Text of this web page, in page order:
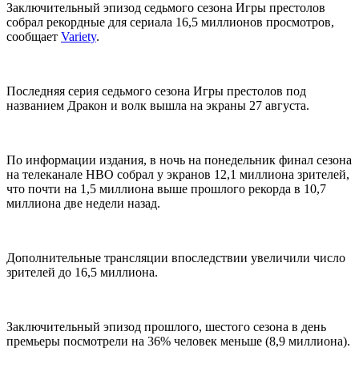
Заключительный эпизод седьмого сезона Игры престолов
собрал рекордные для сериала 16,5 миллионов просмотров,
сообщает Variety.
Последняя серия седьмого сезона Игры престолов под
названием Дракон и волк вышла на экраны 27 августа.
По информации издания, в ночь на понедельник финал сезона
на телеканале HBO собрал у экранов 12,1 миллиона зрителей,
что почти на 1,5 миллиона выше прошлого рекорда в 10,7
миллиона две недели назад.
Дополнительные трансляции впоследствии увеличили число
зрителей до 16,5 миллиона.
Заключительный эпизод прошлого, шестого сезона в день
премьеры посмотрели на 36% человек меньше (8,9 миллиона).